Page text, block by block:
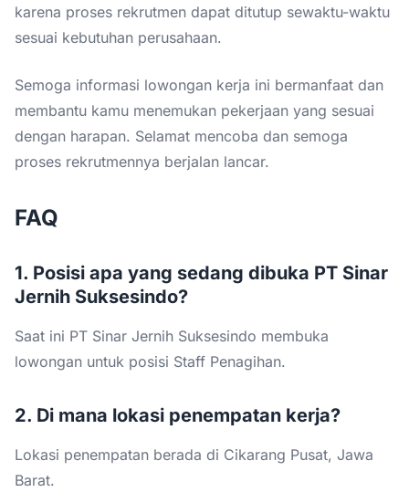
karena proses rekrutmen dapat ditutup sewaktu-waktu
sesuai kebutuhan perusahaan.
Semoga informasi lowongan kerja ini bermanfaat dan
membantu kamu menemukan pekerjaan yang sesuai
dengan harapan. Selamat mencoba dan semoga
proses rekrutmennya berjalan lancar.
FAQ
1. Posisi apa yang sedang dibuka PT Sinar
Jernih Suksesindo?
Saat ini PT Sinar Jernih Suksesindo membuka
lowongan untuk posisi Staff Penagihan.
2. Di mana lokasi penempatan kerja?
Lokasi penempatan berada di Cikarang Pusat, Jawa
Barat.